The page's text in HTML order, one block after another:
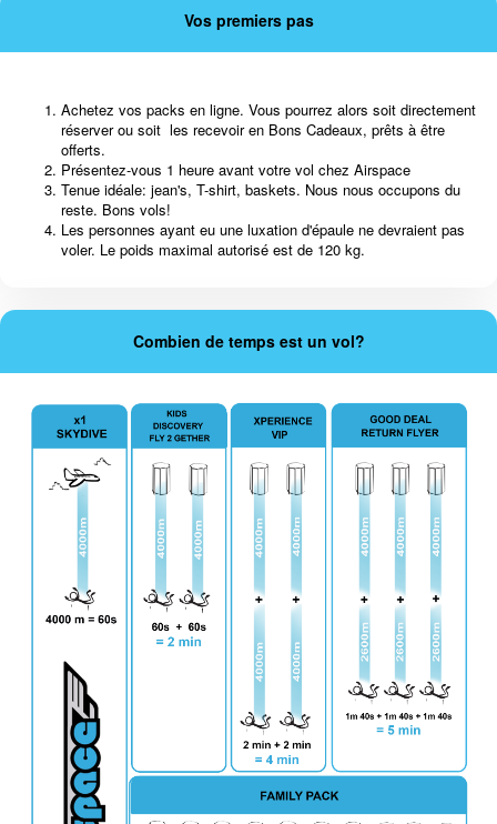
Vos premiers pas
Achetez vos packs en ligne. Vous pourrez alors soit directement
réserver ou soit les recevoir en Bons Cadeaux, prêts à être
offerts.
Présentez-vous 1 heure avant votre vol chez Airspace
Tenue idéale: jean's, T-shirt, baskets. Nous nous occupons du
reste. Bons vols!
Les personnes ayant eu une luxation d'épaule ne devraient pas
voler. Le poids maximal autorisé est de 120 kg.
Combien de temps est un vol?